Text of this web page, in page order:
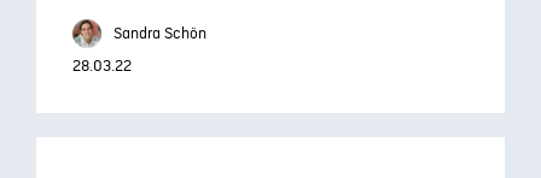
Sandra Schön
28.03.22